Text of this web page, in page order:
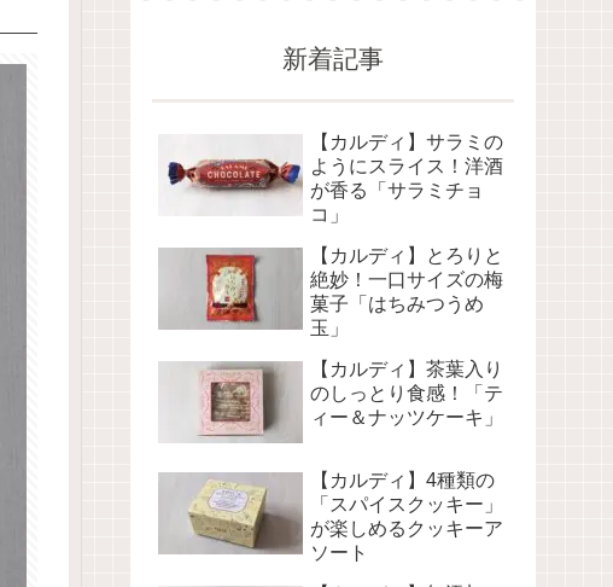
新着記事
【カルディ】サラミの
ようにスライス！洋酒
が香る「サラミチョ
コ」
【カルディ】とろりと
絶妙！一口サイズの梅
菓子「はちみつうめ
玉」
【カルディ】茶葉入り
のしっとり食感！「テ
ィー＆ナッツケーキ」
【カルディ】4種類の
「スパイスクッキー」
が楽しめるクッキーア
ソート